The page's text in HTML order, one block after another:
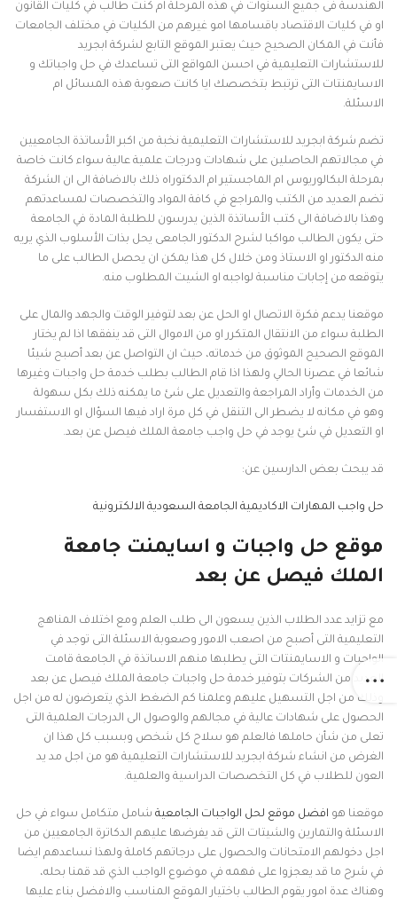
الهندسة فى جميع السنوات في هذه المرحلة ام كنت طالب في كليات القانون
او في كليات الاقتصاد باقسامها امو غيرهم من الكليات في مختلف الجامعات
فأنت في المكان الصحيح حيث يعتبر الموقع التابع لشركة ابجريد
للاستشارات التعليمية في احسن المواقع التى تساعدك في حل واجباتك و
الاسايمنتات التى ترتبط بتخصصك ايا كانت صعوبة هذه المسائل ام
الاسئلة.
تضم شركة ابجريد للاستشارات التعليمية نخبة من اكبر الأساتذة الجامعيين
في مجالاتهم الحاصلين على شهادات ودرجات علمية عالية سواء كانت خاصة
بمرحلة البكالوريوس ام الماجستير ام الدكتوراه ذلك بالاضافة الى ان الشركة
تضم العديد من الكتب والمراجع في كافة المواد والتخصصات لمساعدتهم
وهذا بالاضافة الى كتب الأساتذة الذين يدرسون للطلبة المادة في الجامعة
حتى يكون الطالب مواكبا لشرح الدكتور الجامعى يحل بذات الأسلوب الذي يريه
منه الدكتور او الاستاذ ومن خلال كل هذا يمكن ان يحصل الطالب على ما
يتوقعه من إجابات مناسبة لواجبه او الشيت المطلوب منه.
موقعنا يدعم فكرة الاتصال او الحل عن بعد لتوفير الوقت والجهد والمال على
الطلبة سواء من الانتقال المتكرر او من الاموال التى قد ينفقها اذا لم يختار
الموقع الصحيح الموثوق من خدماته، حيث ان التواصل عن بعد أصبح شيئا
شائعا في عصرنا الحالي ولهذا اذا قام الطالب بطلب خدمة حل واجبات وغيرها
من الخدمات وأراد المراجعة والتعديل على شئ ما يمكنه ذلك بكل سهولة
وهو في مكانه لا يضطر الى التنقل في كل مرة اراد فيها السؤال او الاستفسار
او التعديل في شئ يوجد في حل واجب جامعة الملك فيصل عن بعد.
قد يبحث بعض الدارسين عن:
حل واجب المهارات الاكاديمية الجامعة السعودية الالكترونية
موقع حل واجبات و اسايمنت جامعة
الملك فيصل عن بعد
مع تزايد عدد الطلاب الذين يسعون الى طلب العلم ومع اختلاف المناهج
التعليمية التى أصبح من اصعب الامور وصعوبة الاسئلة التى توجد في
الواجبات و الاسايمنتات التى يطلبها منهم الاساتذة في الجامعة قامت
العديد من الشركات بتوفير خدمة حل واجبات جامعة الملك فيصل عن بعد
وذلك من اجل التسهيل عليهم وعلمنا كم الضغط الذي يتعرضون له من اجل
الحصول على شهادات عالية في مجالهم والوصول الى الدرجات العلمية التى
تعلى من شأن حاملها فالعلم هو سلاح كل شخص وبسبب كل هذا ان
الغرض من انشاء شركة ابجريد للاستشارات التعليمية هو من اجل مد يد
العون للطلاب في كل التخصصات الدراسية والعلمية.
موقعنا هو افضل موقع لحل الواجبات الجامعية شامل متكامل سواء في حل
الاسئلة والتمارين والشيتات التى قد يفرضها عليهم الدكاترة الجامعيين من
اجل دخولهم الامتحانات والحصول على درجاتهم كاملة ولهذا نساعدهم ايضا
في شرح ما قد يعجزوا على فهمه في موضوع الواجب الذي قد قمنا بحله،
وهناك عدة امور يقوم الطالب باختيار الموقع المناسب والافضل بناء عليها